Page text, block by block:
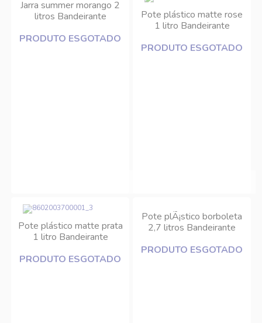
Jarra summer morango 2
litros Bandeirante
PRODUTO ESGOTADO
Pote plástico matte rose
1 litro Bandeirante
PRODUTO ESGOTADO
Pote plástico matte prata
1 litro Bandeirante
PRODUTO ESGOTADO
Pote plÃ¡stico borboleta
2,7 litros Bandeirante
PRODUTO ESGOTADO